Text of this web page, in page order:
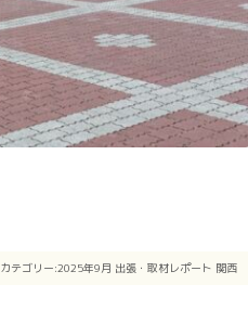
カテゴリー:2025年9月 出張・取材レポート 関西